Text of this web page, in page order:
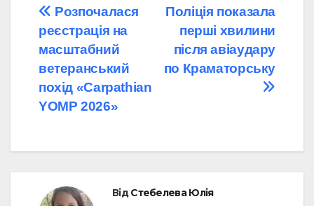
Навігація
записів
Поліція показала
перші хвилини
після авіаудару
по Краматорську
Розпочалася
реєстрація на
масштабний
ветеранський
похід «Carpathian
YOMP 2026»
ВідСтебелева Юлія